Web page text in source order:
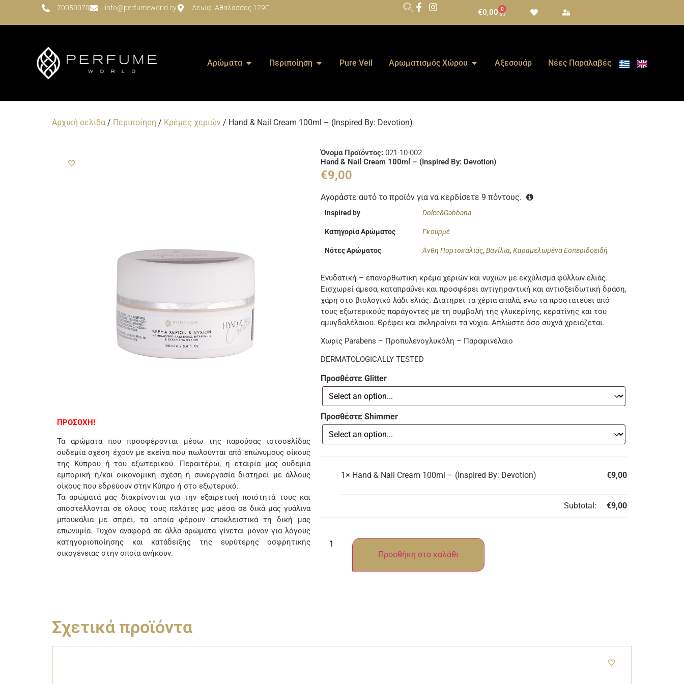
70050070 info@perfumeworld.cy Λεωφ. Αθαλάσσας 129Γ €0,00 0
Αρώματα Περιποίηση Pure Veil Αρωματισμός Χώρου Αξεσουάρ Νέες Παραλαβές
Αρχική σελίδα / Περιποίηση / Κρέμες χεριών / Hand & Nail Cream 100ml – (Inspired By: Devotion)
ΠΡΟΣΟΧΗ!
Τα αρώματα που προσφέρονται μέσω της παρούσας ιστοσελίδας
ουδεμία σχέση έχουν με εκείνα που πωλούνται από επώνυμους οίκους
της Κύπρου ή του εξωτερικού. Περαιτέρω, η εταιρία μας ουδεμία
εμπορική ή/και οικονομική σχέση ή συνεργασία διατηρεί με άλλους
οίκους που εδρεύουν στην Κύπρο ή στο εξωτερικό.
Τα αρώματά μας διακρίνονται για την εξαιρετική ποιότητά τους και
αποστέλλονται σε όλους τους πελάτες μας μέσα σε δικά μας γυάλινα
μπουκάλια με σπρέι, τα οποία φέρουν αποκλειστικά τη δική μας
επωνυμία. Τυχόν αναφορά σε άλλα αρώματα γίνεται μόνον για λόγους
κατηγοριοποίησης και κατάδειξης της ευρύτερης οσφρητικής
οικογένειας στην οποία ανήκουν.
Όνομα Προϊόντος:021-10-002
Hand & Nail Cream 100ml – (Inspired By: Devotion)
€9,00
Αγοράστε αυτό το προϊόν για να κερδίσετε9 πόντους.
Inspired by Dolce&Gabbana
Κατηγορία Αρώματος Γκουρμέ
Νότες Αρώματος Άνθη Πορτοκαλιάς,Βανίλια,Καραμελωμένα Εσπεριδοειδή
Ενυδατική – επανορθωτική κρέμα χεριών και νυχιών με εκχύλισμα φύλλων ελιάς.
Εισχωρεί άμεσα, καταπραΰνει και προσφέρει αντιγηραντική και αντιοξειδωτική δράση,
χάρη στο βιολογικό λάδι ελιάς. Διατηρεί τα χέρια απαλά, ενώ τα προστατεύει από
τους εξωτερικούς παράγοντες με τη συμβολή της γλυκερίνης, κερατίνης και του
αμυγδαλέλαιου. Θρέφει και σκληραίνει τα νύχια. Απλώστε όσο συχνά χρειάζεται.
Χωρίς Parabens – Προπυλενογλυκόλη – Παραφινέλαιο
DERMATOLOGICALLY TESTED
Προσθέστε Glitter
Προσθέστε Shimmer
1× Hand & Nail Cream 100ml – (Inspired By: Devotion) €9,00
Subtotal: €9,00
Προσθήκη στο καλάθι
Σχετικά προϊόντα